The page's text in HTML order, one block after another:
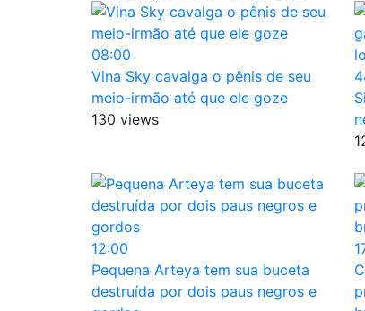
08:00
Vina Sky cavalga o pênis de seu
meio-irmão até que ele goze
130 views
12:00
Pequena Arteya tem sua buceta
destruída por dois paus negros e